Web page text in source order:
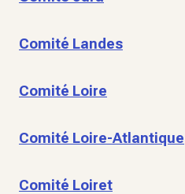
Comité Landes
Comité Loire
Comité Loire-Atlantique
Comité Loiret